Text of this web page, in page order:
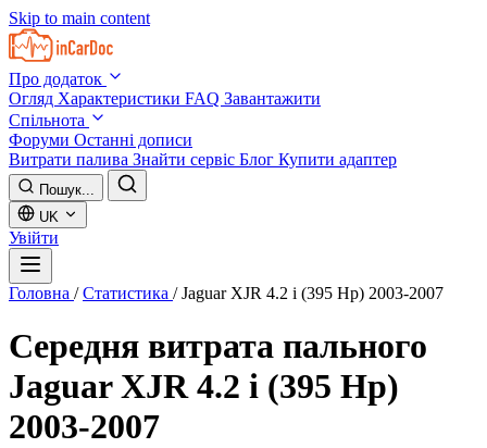
Skip to main content
Про додаток
Огляд Характеристики FAQ Завантажити
Спільнота
Форуми Останні дописи
Витрати палива Знайти сервіс Блог Купити адаптер
Пошук...
UK
Увійти
Головна / Статистика / Jaguar XJR 4.2 i (395 Hp) 2003-2007
Середня витрата пального
Jaguar XJR 4.2 i (395 Hp)
2003-2007